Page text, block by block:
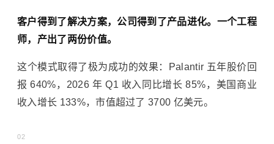
客户得到了解决方案，公司得到了产品进化。一个工程
师，产出了两份价值。
这个模式取得了极为成功的效果：Palantir 五年股价回
报 640%，2026 年 Q1 收入同比增长 85%，美国商业
收入增长 133%，市值超过了 3700 亿美元。
02